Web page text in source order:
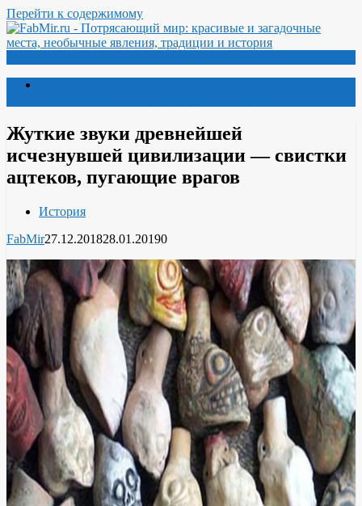
Перейти к содержимому
Жуткие звуки древнейшей
исчезнувшей цивилизации — свистки
ацтеков, пугающие врагов
История
FabMir27.12.201828.01.20190